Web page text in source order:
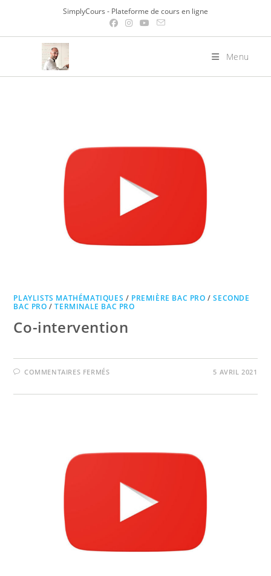
content
SimplyCours - Plateforme de cours en ligne
Menu
PLAYLISTS MATHÉMATIQUES / PREMIÈRE BAC PRO /SECONDE
BAC PRO /TERMINALE BAC PRO
Co-intervention
COMMENTAIRES FERMÉSSUR 5 AVRIL 2021